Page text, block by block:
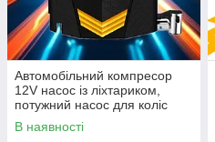
Автомобільний компресор
12V насос із ліхтариком,
потужний насос для коліс
автомобіля від прикурювача
В наявності